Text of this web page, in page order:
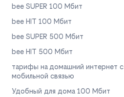
bee SUPER 100 Мбит
bee HIT 100 Мбит
bee SUPER 500 Мбит
bee HIT 500 Мбит
тарифы на домашний интернет с
мобильной связью
Удобный для дома 100 Мбит